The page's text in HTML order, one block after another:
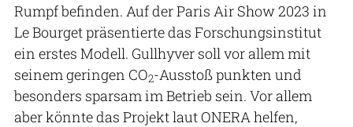
Rumpf befinden. Auf der Paris Air Show 2023 in
Le Bourget präsentierte das Forschungsinstitut
ein erstes Modell. Gullhyver soll vor allem mit
seinem geringen CO2-Ausstoß punkten und
besonders sparsam im Betrieb sein. Vor allem
aber könnte das Projekt laut ONERA helfen,